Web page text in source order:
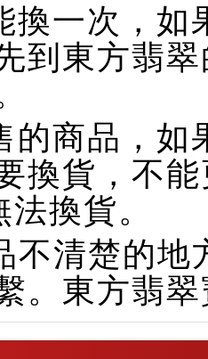
換一次，如
到東方翡
的商品，
換貨，不
換貨。
不清楚的地
。東方翡